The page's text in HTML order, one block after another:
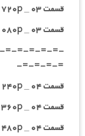
قسمت ۰۳ _ ۷۲۰p : | لینک مستقیم | دوبله فارسی
قسمت ۰۳ _ ۱۰۸۰p : | لینک مستقیم | دوبله فارسی
=-=-=-=-=-
=-=-=-=-
قسمت ۰۴ _ ۲۴۰p : | لینک مستقیم | دوبله فارسی
قسمت ۰۴ _ ۳۶۰p : | لینک مستقیم | دوبله فارسی
قسمت ۰۴ _ ۴۸۰p : | لینک مستقیم | دوبله فارسی